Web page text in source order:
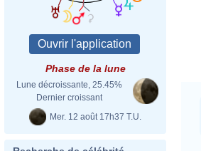
Phase de la lune
Lune décroissante, 25.45%
Dernier croissant
Mer. 12 août 17h37 T.U.